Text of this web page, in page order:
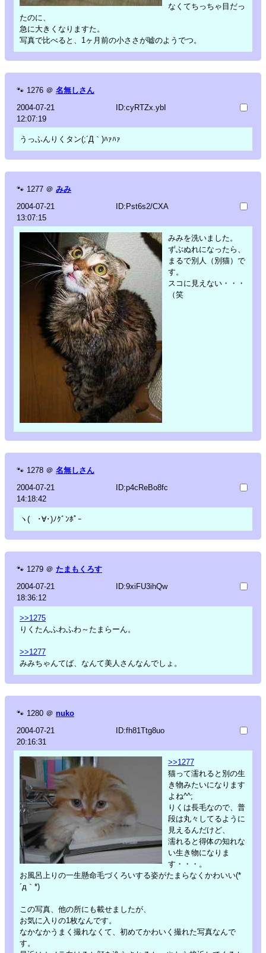
なくてちっちゃ目だっ
たのに、
急に大きくなりますた。
写真で比べると、1ヶ月前の小ささが嘘のようでつ。
🐾 1276 ＠ 名無しさん
2004-07-21
12:07:19
ID:cyRTZx.ybI
うっふんりくタン(;´Д｀)ﾊｧﾊｧ
🐾 1277 ＠ みみ
2004-07-21
13:07:15
ID:Pst6s2/CXA
みみを洗いました。
ずぶぬれになったら、
まるで別人（別猫）で
す。
スコに見えない・・・
（笑
🐾 1278 ＠ 名無しさん
2004-07-21
14:18:42
ID:p4cReBo8fc
ヽ( ･∀･)ﾉｸﾞﾝﾎﾟｰ
🐾 1279 ＠ たまもくろす
2004-07-21
18:36:12
ID:9xiFU3ihQw
>>1275
りくたんふわふわ～たまらーん。
>>1277
みみちゃんてば、なんて美人さんなんでしょ。
🐾 1280 ＠ nuko
2004-07-21
20:16:31
ID:fh81Ttg8uo
>>1277
猫って濡れると別の生
き物みたいになります
よね^^;
りくは長毛なので、普
段は丸々してるように
見えるんだけど、
濡れると得体の知れな
い生き物になりま
す・・・。
お風呂上りの一生懸命毛づくろいする姿がたまらなくかわいい(*
´д｀*)
この写真、他の所にも載せましたが、
お気に入りの1枚なんです。
なかなかうまく撮れなくて、初めてかわいく撮れた写真なんで
す。